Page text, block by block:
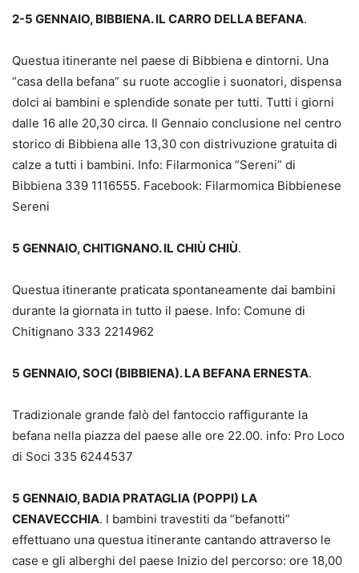
2-5 GENNAIO, BIBBIENA. IL CARRO DELLA BEFANA.
Questua itinerante nel paese di Bibbiena e dintorni. Una
“casa della befana” su ruote accoglie i suonatori, dispensa
dolci ai bambini e splendide sonate per tutti. Tutti i giorni
dalle 16 alle 20,30 circa. Il Gennaio conclusione nel centro
storico di Bibbiena alle 13,30 con distrivuzione gratuita di
calze a tutti i bambini. Info: Filarmonica “Sereni” di
Bibbiena 339 1116555. Facebook: Filarmomica Bibbienese
Sereni
5 GENNAIO, CHITIGNANO. IL CHIÙ CHIÙ.
Questua itinerante praticata spontaneamente dai bambini
durante la giornata in tutto il paese. Info: Comune di
Chitignano 333 2214962
5 GENNAIO, SOCI (BIBBIENA). LA BEFANA ERNESTA.
Tradizionale grande falò del fantoccio raffigurante la
befana nella piazza del paese alle ore 22.00. info: Pro Loco
di Soci 335 6244537
5 GENNAIO, BADIA PRATAGLIA (POPPI) LA
CENAVECCHIA. I bambini travestiti da “befanotti”
effettuano una questua itinerante cantando attraverso le
case e gli alberghi del paese Inizio del percorso: ore 18,00